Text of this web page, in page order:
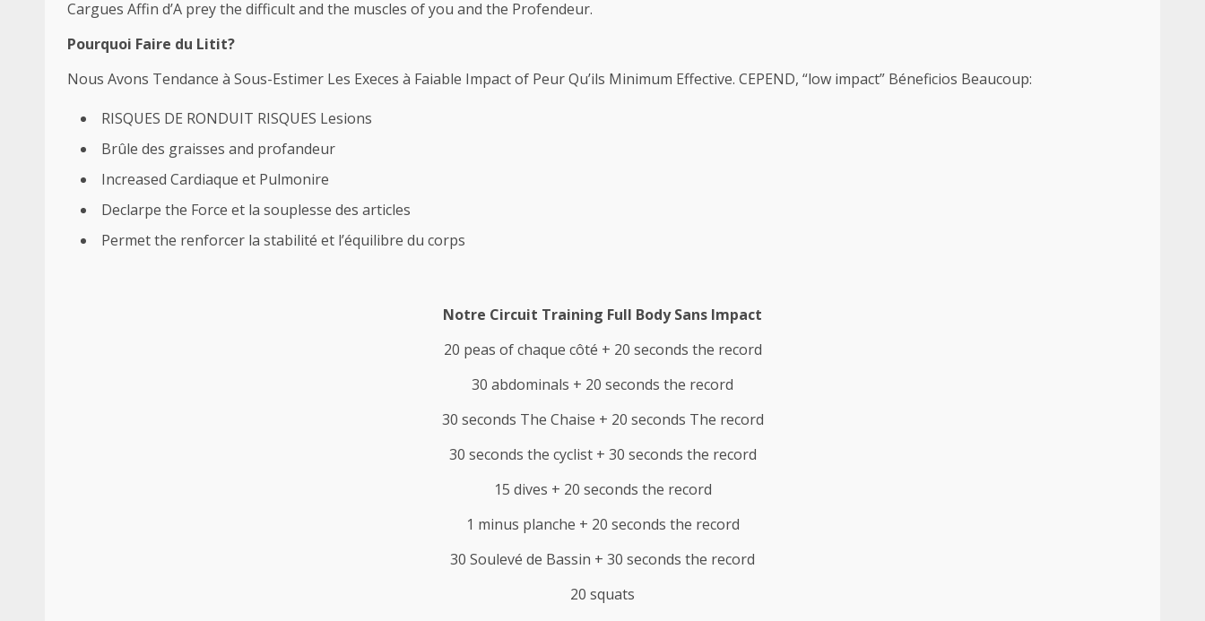
Cargues Affin d’A prey the difficult and the muscles of you and the Profendeur.
Pourquoi Faire du Litit?
Nous Avons Tendance à Sous-Estimer Les Execes à Faiable Impact of Peur Qu’ils Minimum Effective. CEPEND, “low impact” Béneficios Beaucoup:
RISQUES DE RONDUIT RISQUES Lesions
Brûle des graisses and profandeur
Increased Cardiaque et Pulmonire
Declarpe the Force et la souplesse des articles
Permet the renforcer la stabilité et l’équilibre du corps
Notre Circuit Training Full Body Sans Impact
20 peas of chaque côté + 20 seconds the record
30 abdominals + 20 seconds the record
30 seconds The Chaise + 20 seconds The record
30 seconds the cyclist + 30 seconds the record
15 dives + 20 seconds the record
1 minus planche + 20 seconds the record
30 Soulevé de Bassin + 30 seconds the record
20 squats